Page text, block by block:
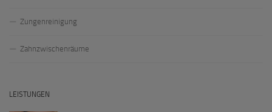
Zungenreinigung
Zahnzwischenräume
LEISTUNGEN